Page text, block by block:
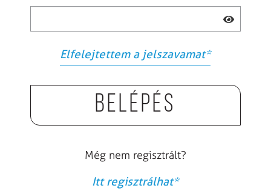
Elfelejtettem a jelszavamat*
Belépés
Még nem regisztrált?
Itt regisztrálhat*